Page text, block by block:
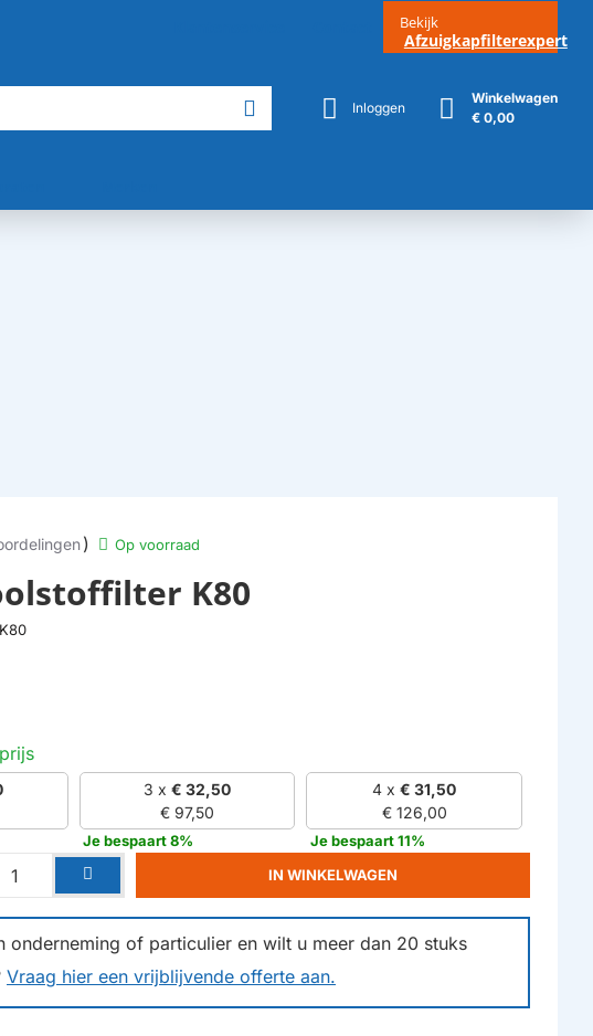
Bekijk
Afzuigkapfilterexpert
Inloggen
Winkelwagen
€ 0,00
K80
K80
) Op voorraad
3 x € 32,50
€ 97,50
Je bespaart 8%
4 x€ 31,50
€ 126,00
Je bespaart 11%
onderneming of particulier en wilt u meer dan 20 stuks
Vraag hier een vrijblijvende offerte aan.
IN WINKELWAGEN